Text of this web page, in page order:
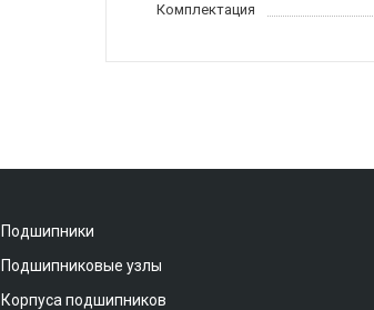
Комплектация
Подшипники
Подшипниковые узлы
Корпуса подшипников